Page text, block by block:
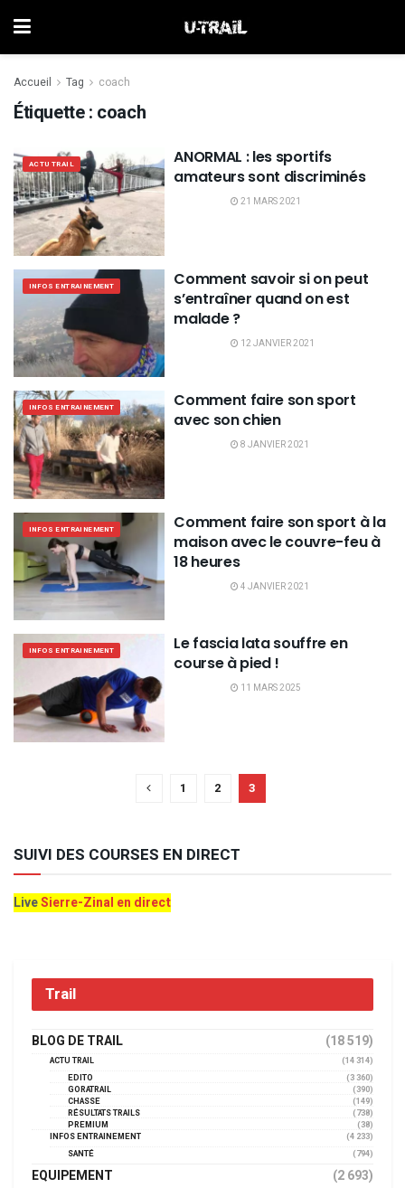
Accueil Tag coach
Étiquette : coach
ACTU TRAIL
ANORMAL : les sportifs
amateurs sont discriminés
21 MARS 2021
INFOS ENTRAINEMENT
Comment savoir si on peut
s’entraîner quand on est
malade ?
12 JANVIER 2021
INFOS ENTRAINEMENT
Comment faire son sport
avec son chien
8 JANVIER 2021
INFOS ENTRAINEMENT
Comment faire son sport à la
maison avec le couvre-feu à
18 heures
4 JANVIER 2021
INFOS ENTRAINEMENT
Le fascia lata souffre en
course à pied !
11 MARS 2025
1 2 3
SUIVI DES COURSES EN DIRECT
LiveSierre-Zinal en direct
Trail
BLOG DE TRAIL (18 519)
ACTU TRAIL
(14 314)
EDITO
(3 360)
GORATRAIL
(390)
CHASSE
(149)
RÉSULTATS TRAILS
(738)
PREMIUM
(38)
INFOS ENTRAINEMENT
(4 233)
SANTÉ
(794)
EQUIPEMENT (2 693)